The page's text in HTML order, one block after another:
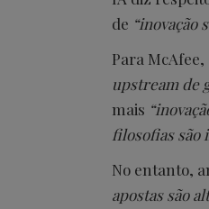
de “inovação
Para
upstream de
mais
filosofias são
No entanto,
apostas são